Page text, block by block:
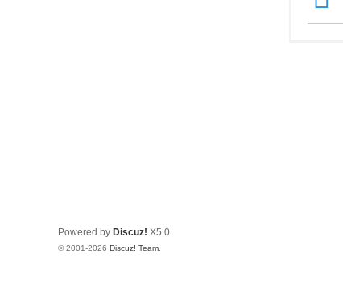
Powered by Discuz! X5.0
© 2001-2026 Discuz! Team